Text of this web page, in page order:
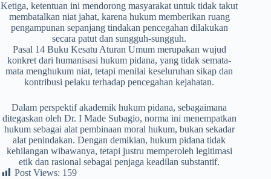
Ketiga, ketentuan ini mendorong masyarakat untuk tidak takut
membatalkan niat jahat, karena hukum memberikan ruang
pengampunan sepanjang tindakan pencegahan dilakukan
secara patut dan sungguh-sungguh.
Pasal 14 Buku Kesatu Aturan Umum merupakan wujud
konkret dari humanisasi hukum pidana, yang tidak semata-
mata menghukum niat, tetapi menilai keseluruhan sikap dan
kontribusi pelaku terhadap pencegahan kejahatan.
Dalam perspektif akademik hukum pidana, sebagaimana
ditegaskan oleh Dr. I Made Subagio, norma ini menempatkan
hukum sebagai alat pembinaan moral hukum, bukan sekadar
alat penindakan. Dengan demikian, hukum pidana tidak
kehilangan wibawanya, tetapi justru memperoleh legitimasi
etik dan rasional sebagai penjaga keadilan substantif.
Post Views: 159